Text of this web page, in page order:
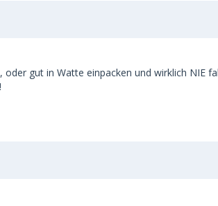
gut in Watte einpacken und wirklich NIE